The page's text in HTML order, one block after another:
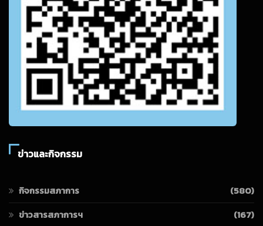
ข่าวและกิจกรรม
กิจกรรมสภาการ
(580)
ข่าวสารสภาการฯ
(167)